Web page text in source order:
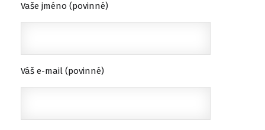
Vaše jméno (povinné)
Váš e-mail (povinné)